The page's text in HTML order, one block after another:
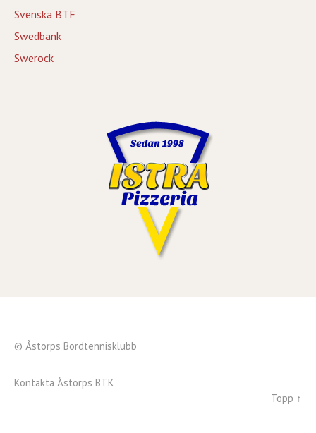
Svenska BTF
Swedbank
Swerock
© Åstorps Bordtennisklubb
Kontakta Åstorps BTK
Topp ↑